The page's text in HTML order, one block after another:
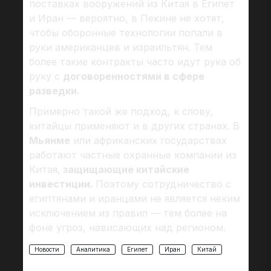
поставках вооружений из Китая в Египет
и Иран — вероятно, в Пекине не хотят,
чтобы оборонные технологии попали в
руки американцев и израильтян. Тем
более такие контракты часто идут рука об
руку с договоренностями в сфере
разведки.
Примерно такой же подход, к слову,
китайцы применяют и в других странах. В
Мьянме или африканских государствах
работают частные охранные компании из
Китая, защищающие китайские
инвестиции. Поэтому сотрудничество с
египтянами и иранцами не является неким
исключением из правил — тем более на
фоне угроз, нависающих над регионом.
Новости Аналитика Египет Иран Китай